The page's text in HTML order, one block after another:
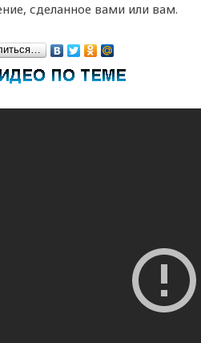
сделанное вами или вам.